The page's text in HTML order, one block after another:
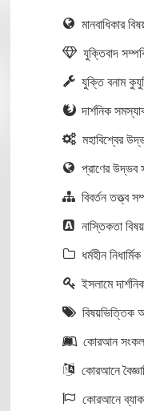
মানবাধিকার
যুক্তিবাদ
যুক্তি বনাম
দার্শনিক
মহাবিশ্বের
প্রাণের উদ্ভব
বিবর্তন তত্ত্ব
নাস্তিকতা
ধর্মহীন
ইসলামে
বিষয়ভিত্তিক
কোরআন
কোরআনে
কোরআনে